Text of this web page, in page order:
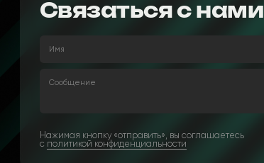
Связаться с нами
Имя
Сообщение
Нажимая кнопку «отправить», вы соглашаетесь
с политикой конфиденциальности